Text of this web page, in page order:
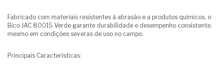
Fabricado com materiais resistentes à abrasão e a produtos químicos, o
Bico JAC 80015 Verde garante durabilidade e desempenho consistente,
mesmo em condições severas de uso no campo.
Principais Características: